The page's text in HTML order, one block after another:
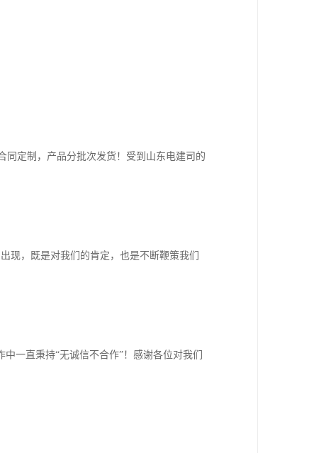
定制，产品分批次发货！受到山东电建司的
现，既是对我们的肯定，也是不断鞭策我们
一直秉持“无诚信不合作”！感谢各位对我们